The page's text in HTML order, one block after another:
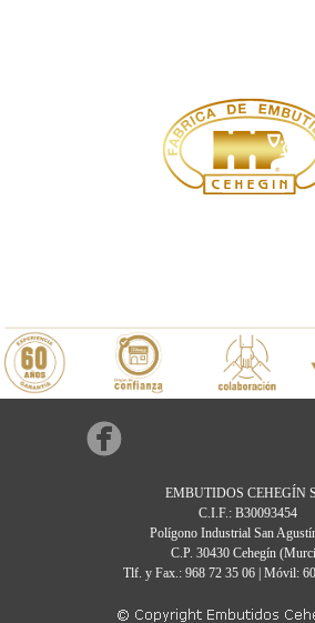
EMBUTIDOS CEHEGÍN
C.I.F.: B30093454
Polígono Industrial San
C.P. 30430 Cehegín
Tlf. y Fax.: 968 72 35 06 | Móvil: